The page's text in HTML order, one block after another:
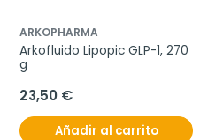
ARKOPHARMA
Arkofluido Lipopic GLP-1, 270
g
23,50 €
Añadir al carrito